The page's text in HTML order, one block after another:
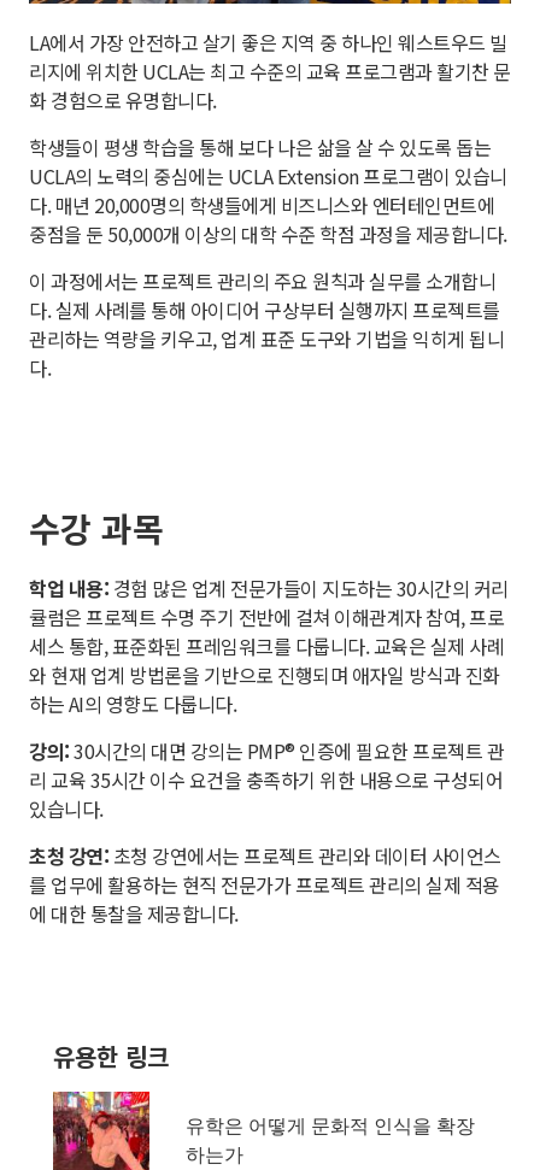
LA에서 가장 안전하고 살기 좋은 지역 중 하나인 웨스트우드 빌
리지에 위치한 UCLA는 최고 수준의 교육 프로그램과 활기찬 문
화 경험으로 유명합니다.
학생들이 평생 학습을 통해 보다 나은 삶을 살 수 있도록 돕는
UCLA의 노력의 중심에는 UCLA Extension 프로그램이 있습니
다. 매년 20,000명의 학생들에게 비즈니스와 엔터테인먼트에
중점을 둔 50,000개 이상의 대학 수준 학점 과정을 제공합니다.
이 과정에서는 프로젝트 관리의 주요 원칙과 실무를 소개합니
다. 실제 사례를 통해 아이디어 구상부터 실행까지 프로젝트를
관리하는 역량을 키우고, 업계 표준 도구와 기법을 익히게 됩니
다.
수강 과목
학업 내용: 경험 많은 업계 전문가들이 지도하는 30시간의 커리
큘럼은 프로젝트 수명 주기 전반에 걸쳐 이해관계자 참여, 프로
세스 통합, 표준화된 프레임워크를 다룹니다. 교육은 실제 사례
와 현재 업계 방법론을 기반으로 진행되며 애자일 방식과 진화
하는 AI의 영향도 다룹니다.
강의:30시간의 대면 강의는 PMP® 인증에 필요한 프로젝트 관
리 교육 35시간 이수 요건을 충족하기 위한 내용으로 구성되어
있습니다.
초청 강연: 초청 강연에서는 프로젝트 관리와 데이터 사이언스
를 업무에 활용하는 현직 전문가가 프로젝트 관리의 실제 적용
에 대한 통찰을 제공합니다.
유용한 링크
유학은 어떻게 문화적 인식을 확장
하는가